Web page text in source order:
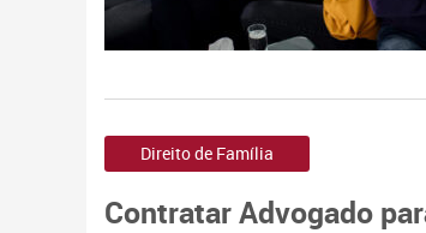
Direito de Família
Contratar Advogado